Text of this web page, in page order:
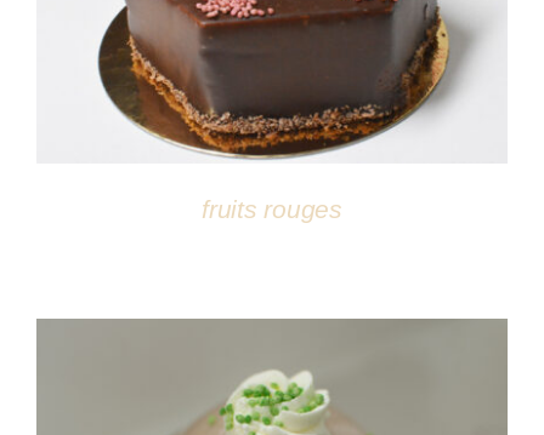
fruits rouges